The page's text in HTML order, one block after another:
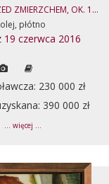
ZMIERZCHEM, OK. 1...
olej, płótno
19 czerwca 2016
230 000 zł
390 000 zł
... więcej ...